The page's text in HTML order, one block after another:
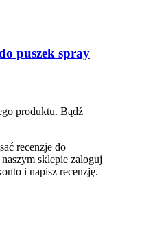
puszek spray
produktu. Bądź
recenzje do
sklepie zaloguj
i napisz recenzję.